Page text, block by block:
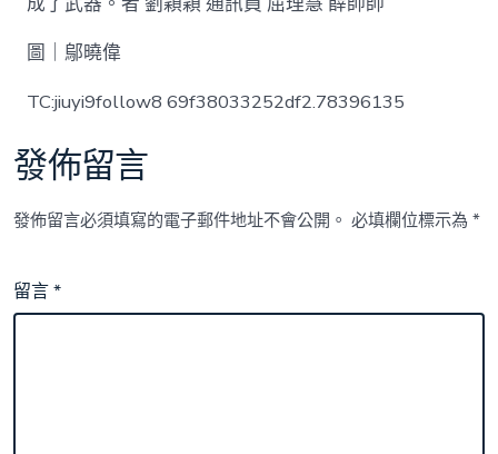
圖｜鄔曉偉
TC:jiuyi9follow8 69f38033252df2.78396135
發佈留言
發佈留言必須填寫的電子郵件地址不會公開。 必填欄位標示為*
留言*